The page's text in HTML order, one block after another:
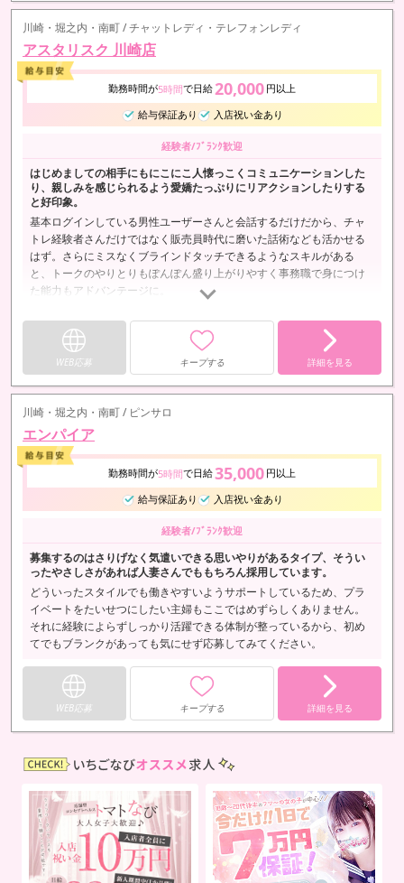
川崎・堀之内・南町 / チャットレディ・テレフォンレディ
アスタリスク 川崎店
勤務時間が5時間で日給20,000 円以上
給与保証あり
入店祝い金あり
経験者/ﾌﾞﾗﾝｸ歓迎
はじめましての相手にもにこにこ人懐っこくコミュニケーションした
り、親しみを感じられるよう愛嬌たっぷりにリアクションしたりする
と好印象。
基本ログインしている男性ユーザーさんと会話するだけだから、チャ
トレ経験者さんだけではなく販売員時代に磨いた話術なども活かせる
はず。さらにミスなくブラインドタッチできるようなスキルがある
と、トークのやりとりもぽんぽん盛り上がりやすく事務職で身につけ
た能力もアドバンテージに。
WEB応募 キープする 詳細を見る
川崎・堀之内・南町 / ピンサロ
エンパイア
勤務時間が5時間で日給35,000 円以上
給与保証あり
入店祝い金あり
経験者/ﾌﾞﾗﾝｸ歓迎
募集するのはさりげなく気遣いできる思いやりがあるタイプ、そうい
ったやさしさがあれば人妻さんでももちろん採用しています。
どういったスタイルでも働きやすいようサポートしているため、プラ
イベートをたいせつにしたい主婦もここではめずらしくありません。
それに経験によらずしっかり活躍できる体制が整っているから、初め
てでもブランクがあっても気にせず応募してみてください。
WEB応募 キープする 詳細を見る